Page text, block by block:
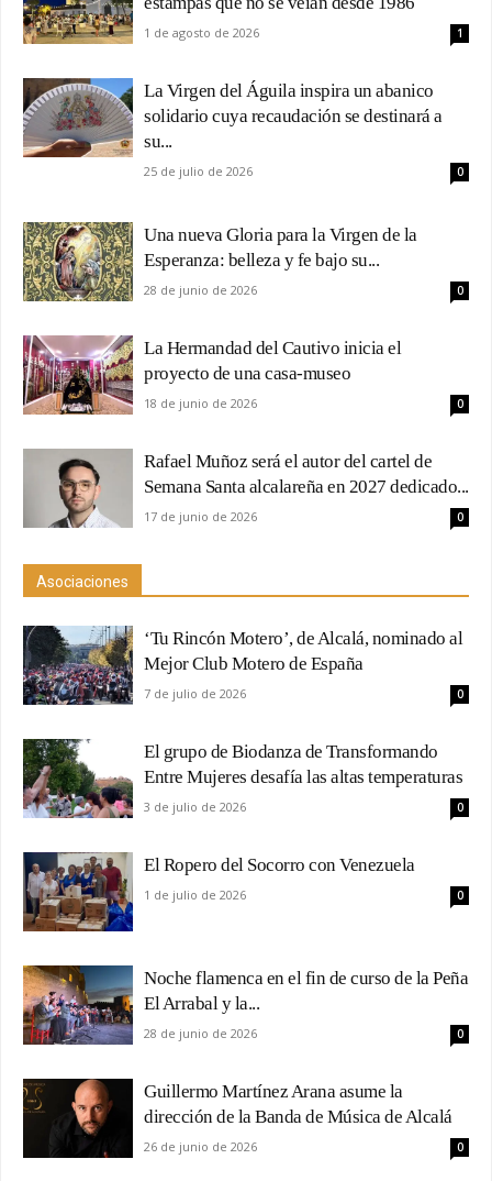
1 de agosto de 2026 1
La Virgen del Águila inspira un abanico
solidario cuya recaudación se destinará a
su...
25 de julio de 2026 0
Una nueva Gloria para la Virgen de la
Esperanza: belleza y fe bajo su...
28 de junio de 2026 0
La Hermandad del Cautivo inicia el
proyecto de una casa-museo
18 de junio de 2026 0
Rafael Muñoz será el autor del cartel de
Semana Santa alcalareña en 2027 dedicado...
17 de junio de 2026 0
Asociaciones
‘Tu Rincón Motero’, de Alcalá, nominado al
Mejor Club Motero de España
7 de julio de 2026 0
El grupo de Biodanza de Transformando
Entre Mujeres desafía las altas temperaturas
3 de julio de 2026 0
El Ropero del Socorro con Venezuela
1 de julio de 2026 0
Noche flamenca en el fin de curso de la Peña
El Arrabal y la...
28 de junio de 2026 0
Guillermo Martínez Arana asume la
dirección de la Banda de Música de Alcalá
26 de junio de 2026 0